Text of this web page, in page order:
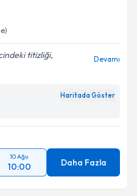
ilişkin
kabul ediyorum.
titizliği,
Devamı
Haritada Göster
10 Ağu
10:00 Daha Fazla